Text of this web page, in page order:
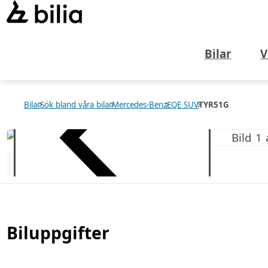
Bilar
BilarSök bland våra bilarMercedes-BenzEQE SUVTYR51G
Biluppgifter